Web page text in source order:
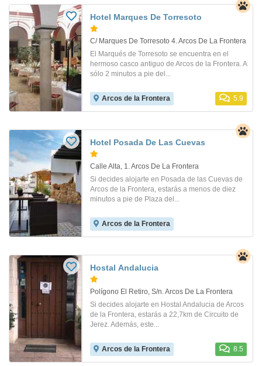
Hotel Marques De Torresoto
C/ Marques De Torresoto 4. Arcos De La Frontera
El Marqués de Torresoto se encuentra en el
hermoso casco antiguo de Arcos de la Frontera. A
sólo 2 minutos a pie del...
Arcos de la Frontera 5.9
Hotel Posada De Las Cuevas
Calle Alta, 1. Arcos De La Frontera
Si decides alojarte en Posada de las Cuevas de
Arcos de la Frontera, estarás a menos de diez
minutos a pie de Plaza del...
Arcos de la Frontera
Hostal Andalucia
Polígono El Retiro, S/n. Arcos De La Frontera
Si decides alojarte en Hostal Andalucia de Arcos
de la Frontera, estarás a 22,7km de Circuito de
Jerez. Además, este...
Arcos de la Frontera 8.5